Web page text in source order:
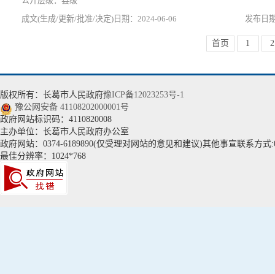
2024-06-06
首页 1 2
版权所有：长葛市人民政府豫ICP备12023253号-1
豫公网安备 41108202000001号
政府网站标识码：4110820008
主办单位：长葛市人民政府办公室
政府网站：0374-6189890(仅受理对网站的意见和建议)其他事宣联系方式
最佳分辨率：1024*768